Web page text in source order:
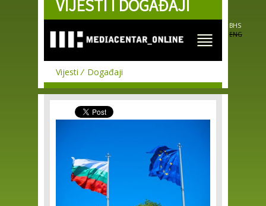
Skip to
main
VIJESTI I DOGAĐAJI
BHS
ENG
Vijesti Događaji